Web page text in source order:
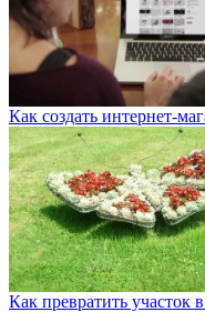
Как создать интернет-
Как превратить участок